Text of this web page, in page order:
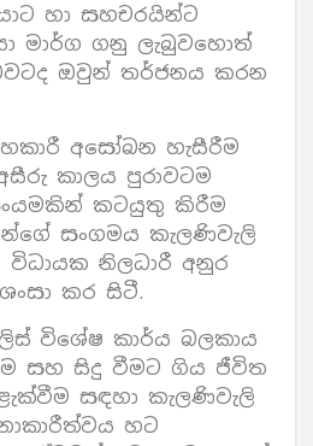
හා සහචරයින්ට
මාර්ග ගනු ලැබුවහොත්
ඔවුන් තර්ජනය කරන
අසෝබන හැසීරීම
කාලය පුරාවටම
කටයුතු කිරීම
සංගමය කැලණිවැලි
විධායක නිලධාරී අනුර
කර සිටී.
විශේෂ කාර්ය බලකාය
සහ සිදු වීමට ගිය ජීවිත
සඳහා කැලණිවැලි
හට